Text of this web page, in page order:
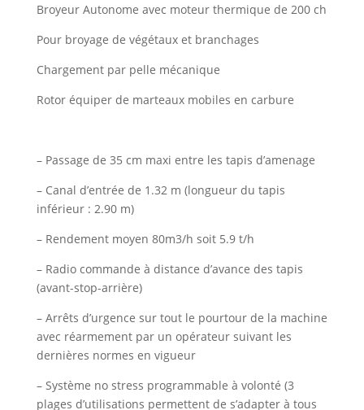
Broyeur Autonome avec moteur thermique de 200 ch
Pour broyage de végétaux et branchages
Chargement par pelle mécanique
Rotor équiper de marteaux mobiles en carbure
– Passage de 35 cm maxi entre les tapis d’amenage
– Canal d’entrée de 1.32 m (longueur du tapis
inférieur : 2.90 m)
– Rendement moyen 80m3/h soit 5.9 t/h
– Radio commande à distance d’avance des tapis
(avant-stop-arrière)
– Arrêts d’urgence sur tout le pourtour de la machine
avec réarmement par un opérateur suivant les
dernières normes en vigueur
– Système no stress programmable à volonté (3
plages d’utilisations permettent de s’adapter à tous